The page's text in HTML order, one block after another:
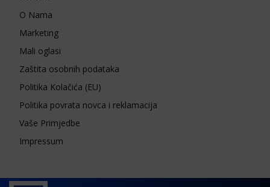
O Nama
Marketing
Mali oglasi
Zaštita osobnih podataka
Politika Kolačića (EU)
Politika povrata novca i reklamacija
Vaše Primjedbe
Impressum